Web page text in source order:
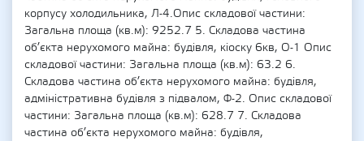
корпусу холодильника, Л-4.Опис складової частини:
Загальна площа (кв.м): 9252.7 5. Складова частина
об’єкта нерухомого майна: будівля, кіоску 6кв, О-1 Опис
складової частини: Загальна площа (кв.м): 63.2 6.
Складова частина об’єкта нерухомого майна: будівля,
адміністративна будівля з підвалом, Ф-2. Опис складової
частини: Загальна площа (кв.м): 628.7 7. Складова
частина об’єкта нерухомого майна: будівля,